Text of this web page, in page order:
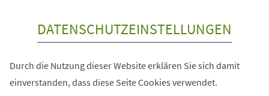
DATENSCHUTZEINSTELLUNGEN
Durch die Nutzung dieser Website erklären Sie sich damit
einverstanden, dass diese Seite Cookies verwendet.